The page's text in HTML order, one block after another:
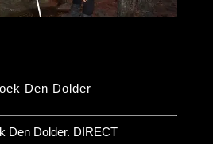
Den Dolder
Den Dolder. DIRECT